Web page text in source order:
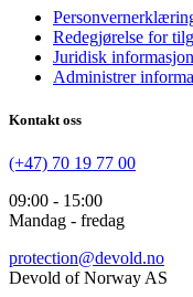
Redegjørelse for
Juridisk informasjon
Administrer
Kontakt oss
(+47) 70 19 77 00
09:00 - 15:00
Mandag - fredag
protection@devold.no
Devold of Norway AS